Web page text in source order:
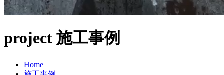
project 施工事例
Home